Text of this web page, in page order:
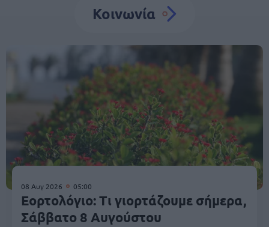
Κοινωνία
08 Αυγ 2026 05:00
Εορτολόγιο: Τι γιορτάζουμε σήμερα,
Σάββατο 8 Αυγούστου